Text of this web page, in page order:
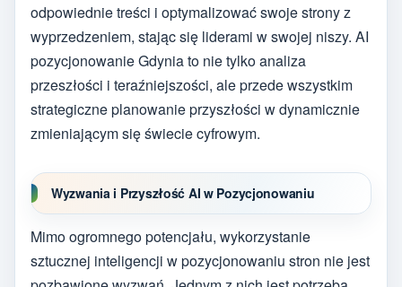
odpowiednie treści i optymalizować swoje strony z
wyprzedzeniem, stając się liderami w swojej niszy. AI
pozycjonowanie Gdynia to nie tylko analiza
przeszłości i teraźniejszości, ale przede wszystkim
strategiczne planowanie przyszłości w dynamicznie
zmieniającym się świecie cyfrowym.
Wyzwania i Przyszłość AI w Pozycjonowaniu
Mimo ogromnego potencjału, wykorzystanie
sztucznej inteligencji w pozycjonowaniu stron nie jest